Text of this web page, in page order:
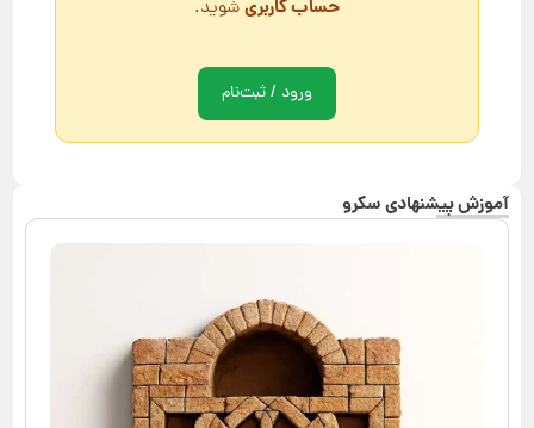
حساب کاربریشوید.
ورود / ثبت‌نام
آموزش پیشنهادی سکرو